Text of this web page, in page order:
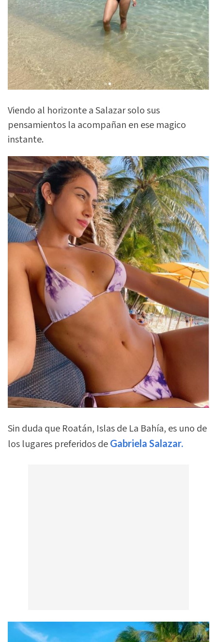
Viendo al horizonte a Salazar solo sus
pensamientos la acompañan en ese magico
instante.
Sin duda que Roatán, Islas de La Bahía, es uno de
los lugares preferidos de Gabriela Salazar.